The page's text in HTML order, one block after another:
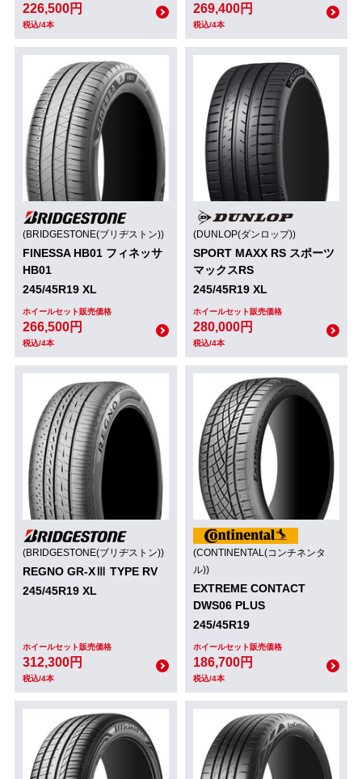
226,500円
税込/4本
269,400円
税込/4本
(BRIDGESTONE(ブリヂストン))
FINESSA HB01 フィネッサ
HB01
245/45R19 XL
ホイールセット販売価格
266,500円
税込/4本
(DUNLOP(ダンロップ))
SPORT MAXX RS スポーツ
マックスRS
245/45R19 XL
ホイールセット販売価格
280,000円
税込/4本
(BRIDGESTONE(ブリヂストン))
REGNO GR-XⅢ TYPE RV
245/45R19 XL
ホイールセット販売価格
312,300円
税込/4本
(CONTINENTAL(コンチネンタ
ル))
EXTREME CONTACT
DWS06 PLUS
245/45R19
ホイールセット販売価格
186,700円
税込/4本